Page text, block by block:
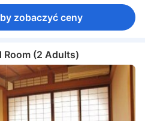
zobaczyć ceny
Room (2 Adults)